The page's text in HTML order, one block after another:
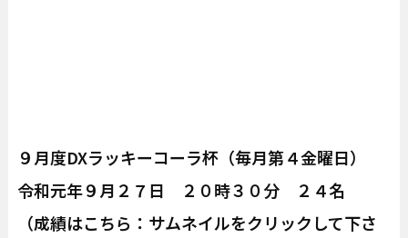
９月度DXラッキーコーラ杯（毎月第４金曜日）
令和元年９月２７日 ２０時３０分 ２４名
（成績はこちら：サムネイルをクリックして下さ